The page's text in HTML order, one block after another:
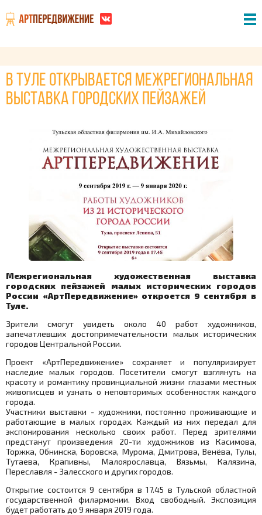
В Туле открывается межрегиональная
выставка городских пейзажей
Межрегиональная художественная выставка
городских пейзажей малых исторических городов
России «АртПередвижение» откроется 9 сентября в
Туле.
Зрители смогут увидеть около 40 работ художников,
запечатлевших достопримечательности малых исторических
городов Центральной России.
Проект «АртПередвижение» сохраняет и популяризирует
наследие малых городов. Посетители смогут взглянуть на
красоту и романтику провинциальной жизни глазами местных
живописцев и узнать о неповторимых особенностях каждого
города.
Участники выставки - художники, постоянно проживающие и
работающие в малых городах. Каждый из них передал для
экспонирования несколько своих работ. Перед зрителями
предстанут произведения 20-ти художников из Касимова,
Торжка, Обнинска, Боровска, Мурома, Дмитрова, Венёва, Тулы,
Тутаева, Крапивны, Малоярославца, Вязьмы, Калязина,
Переславля - Залесского и других городов.
Открытие состоится 9 сентября в 17.45 в Тульской областной
государственной филармонии. Вход свободный. Экспозиция
будет работать до 9 января 2019 года.